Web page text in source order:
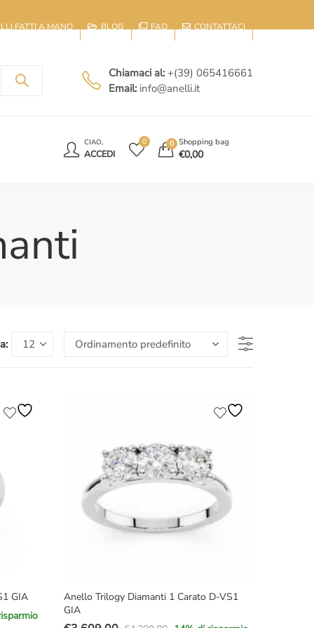
FATTI A MANO BLOG FAQ CONTATTACI
Chiamaci al: +(39) 065416661
Email: info@anelli.it
CIAO,
ACCEDI
0 0 Shopping bag
€0,00
GIA
Anello Trilogy Diamanti 1 Carato D-VS1
GIA